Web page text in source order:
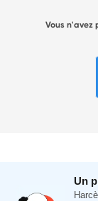
Vous n'avez
Un